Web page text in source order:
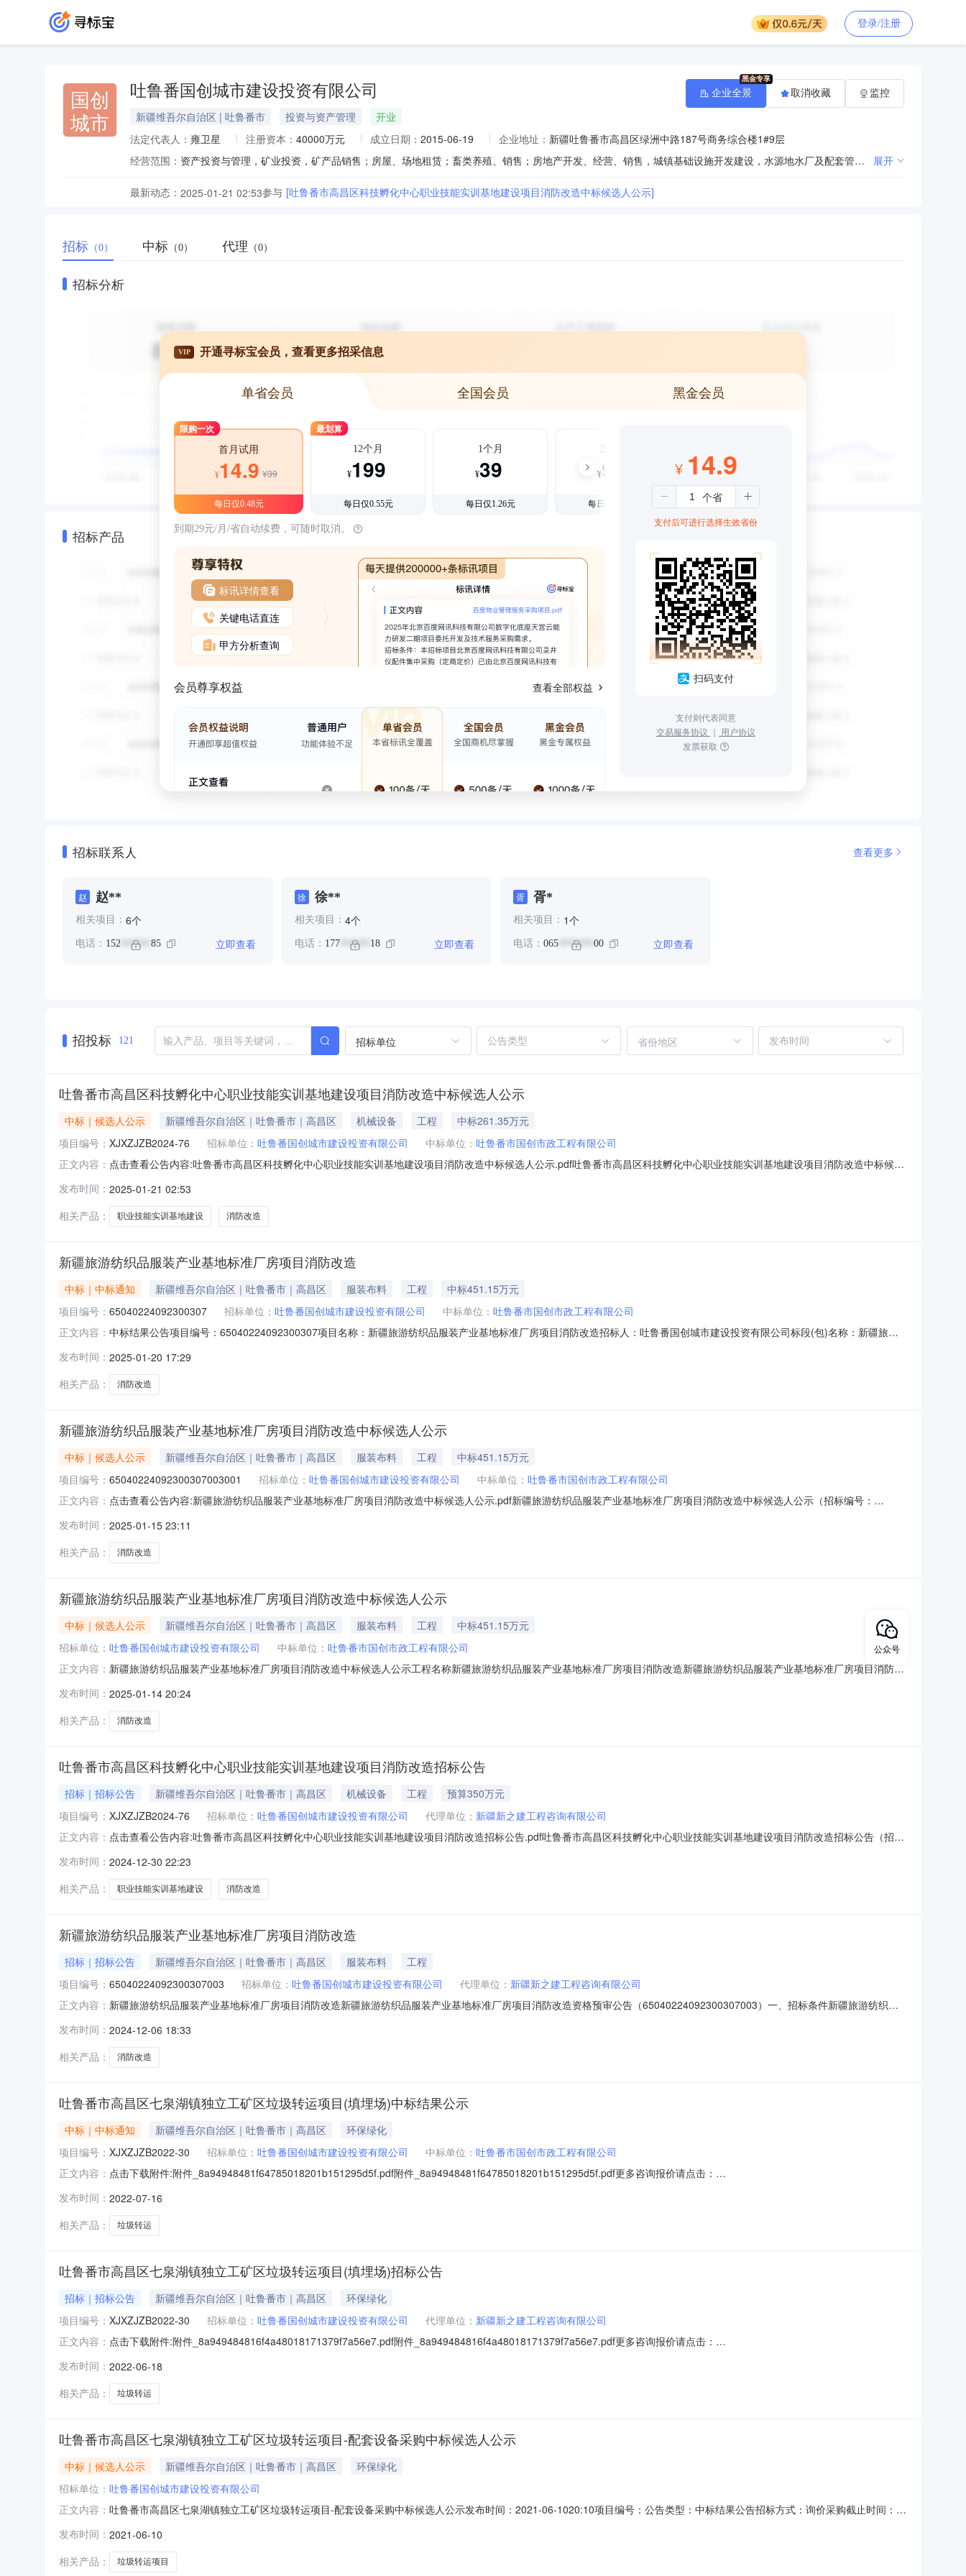
登录/注册
国创
城市
吐鲁番国创城市建设投资有限公司
新疆维吾尔自治区 | 吐鲁番市 投资与资产管理
开业
法定代表人： 雍卫星 注册资本： 40000万元 成立日期： 2015-06-19 企业地址： 新疆吐鲁番市高昌区绿洲中路187号商务综合楼1#9层
经营范围：
资产投资与管理，矿业投资，矿产品销售；房屋、场地租赁；畜类养殖、销售；房地产开发、经营、销售，城镇基础设施开发建设，水源地水厂及配套管网建设，新能源充换电站及充电桩投资建设，地下综合管廊建设，垃圾处理厂建设，引水工程、污水处理厂及配套设施工程。（依法须经批准的项目，经相关部门批准后方可开展经营活动） 展开
最新动态： 2025-01-21 02:53参与 [吐鲁番市高昌区科技孵化中心职业技能实训基地建设项目消防改造中标候选人公示]
企业全景 取消收藏 监控
招标 （0） 中标 （0） 代理 （0）
招标分析
招标产品
VIP 开通寻标宝会员，查看更多招采信息
单省会员 全国会员 黑金会员
限购一次
首月试用
¥14.9 ¥39
每日仅0.48元
最划算
12个月
¥199
每日仅0.55元
1个月
¥39
每日仅1.26元
3个月
¥99
每日仅1.08元
到期29元/月/省自动续费，可随时取消。
标讯详情查看
关键电话直连
甲方分析查询
会员尊享权益 查看全部权益
¥ 14.9
支付后可进行选择生效省份
扫码支付
支付则代表同意
交易服务协议 ｜ 用户协议
发票获取
招标联系人 查看更多
赵 赵**
相关项目： 6个
电话： 152 ****** 85 立即查看
徐 徐**
相关项目： 4个
电话： 177 ****** 18 立即查看
胥 胥*
相关项目： 1个
电话： 065 ******* 00 立即查看
招投标 121 招标单位 省份地区
吐鲁番市高昌区科技孵化中心职业技能实训基地建设项目消防改造中标候选人公示
中标｜候选人公示 新疆维吾尔自治区｜吐鲁番市｜高昌区 机械设备 工程
中标261.35万元
项目编号： XJXZJZB2024-76 招标单位： 吐鲁番国创城市建设投资有限公司 中标单位： 吐鲁番市国创市政工程有限公司
正文内容： 点击查看公告内容:吐鲁番市高昌区科技孵化中心职业技能实训基地建设项目消防改造中标候选人公示.pdf吐鲁番市高昌区科技孵化中心职业技能实训基地建设项目消防改造中标候选
选人基本情况中标候选人第1名：吐鲁番市国创市政工程有限公司，投标报价：261.352518万元，质量：合格，工期/交货期/服务期：60天；中标候选人第2名：新疆昂瑞建设集
发布时间： 2025-01-21 02:53
相关产品：
职业技能实训基地建设 消防改造
新疆旅游纺织品服装产业基地标准厂房项目消防改造
中标｜中标通知 新疆维吾尔自治区｜吐鲁番市｜高昌区 服装布料 工程
中标451.15万元
项目编号： 65040224092300307 招标单位： 吐鲁番国创城市建设投资有限公司 中标单位： 吐鲁番市国创市政工程有限公司
正文内容： 中标结果公告项目编号：65040224092300307项目名称：新疆旅游纺织品服装产业基地标准厂房项目消防改造招标人：吐鲁番国创城市建设投资有限公司标段(包)名称：新疆旅游
积：10203.16平方米标段（包）编号标段（包）名称中标单位项目经理中标价格工期（日历天）65040224092300307003001新疆旅游纺织品服装产业基地标准厂房项目消防改造
吐鲁
发布时间： 2025-01-20 17:29
相关产品：
消防改造
新疆旅游纺织品服装产业基地标准厂房项目消防改造中标候选人公示
中标｜候选人公示 新疆维吾尔自治区｜吐鲁番市｜高昌区 服装布料 工程
中标451.15万元
项目编号： 65040224092300307003001 招标单位： 吐鲁番国创城市建设投资有限公司 中标单位： 吐鲁番市国创市政工程有限公司
正文内容： 点击查看公告内容:新疆旅游纺织品服装产业基地标准厂房项目消防改造中标候选人公示.pdf新疆旅游纺织品服装产业基地标准厂房项目消防改造中标候选人公示（招标编号：
人第1名：吐鲁番市国创市政工程有限公司，投标报价：451.153225万元，质量：合格，工期/交货期/服务期：100天；中标候选人第2名：新疆华挺建筑工程有限公司，投标
发布时间： 2025-01-15 23:11
相关产品：
消防改造
新疆旅游纺织品服装产业基地标准厂房项目消防改造中标候选人公示
中标｜候选人公示 新疆维吾尔自治区｜吐鲁番市｜高昌区 服装布料 工程
中标451.15万元
招标单位： 吐鲁番国创城市建设投资有限公司 中标单位： 吐鲁番市国创市政工程有限公司
正文内容： 新疆旅游纺织品服装产业基地标准厂房项目消防改造中标候选人公示工程名称新疆旅游纺织品服装产业基地标准厂房项目消防改造新疆旅游纺织品服装产业基地标准厂房项目消防改
大写肆佰伍拾壹万壹仟伍佰叁拾贰元贰角伍分投标工期100日历天质量标准合格建造师姓名王成鲲注册级别注册一级建造师·建筑工程注册证书编号注册一级建造师·建筑工程[新
1412014201416493]项
发布时间： 2025-01-14 20:24
相关产品：
消防改造
吐鲁番市高昌区科技孵化中心职业技能实训基地建设项目消防改造招标公告
招标｜招标公告 新疆维吾尔自治区｜吐鲁番市｜高昌区 机械设备 工程
预算350万元
项目编号： XJXZJZB2024-76 招标单位： 吐鲁番国创城市建设投资有限公司 代理单位： 新疆新之建工程咨询有限公司
正文内容： 点击查看公告内容:吐鲁番市高昌区科技孵化中心职业技能实训基地建设项目消防改造招标公告.pdf吐鲁番市高昌区科技孵化中心职业技能实训基地建设项目消防改造招标公告（招标
核准/备案机关批准，项目资金来源为自筹资金350万元，招标人为吐鲁番国创城市建设投资有限公司。本项目已具备招标条件，现招标方式为公开招标。二、项目概况和招标范围规
模：10203.16
发布时间： 2024-12-30 22:23
相关产品：
职业技能实训基地建设 消防改造
新疆旅游纺织品服装产业基地标准厂房项目消防改造
招标｜招标公告 新疆维吾尔自治区｜吐鲁番市｜高昌区 服装布料
工程
项目编号： 65040224092300307003 招标单位： 吐鲁番国创城市建设投资有限公司 代理单位： 新疆新之建工程咨询有限公司
正文内容： 新疆旅游纺织品服装产业基地标准厂房项目消防改造新疆旅游纺织品服装产业基地标准厂房项目消防改造资格预审公告（65040224092300307003）一、招标条件新疆旅游纺织品
来源为企业自筹，本次计划投资额为500万元，招标人为吐鲁番国创城市建设投资有限公司，本项目已具备招标条件，现对新疆旅游纺织品服装产业基地标准厂房项目消
发布时间： 2024-12-06 18:33
相关产品：
消防改造
吐鲁番市高昌区七泉湖镇独立工矿区垃圾转运项目(填埋场)中标结果公示
中标｜中标通知 新疆维吾尔自治区｜吐鲁番市｜高昌区
环保绿化
项目编号： XJXZJZB2022-30 招标单位： 吐鲁番国创城市建设投资有限公司 中标单位： 吐鲁番市国创市政工程有限公司
正文内容： 点击下载附件:附件_8a94948481f64785018201b151295d5f.pdf附件_8a94948481f64785018201b151295d5f.pdf更多咨询报价请点击：
XJXZJZB2022-30）、中标人信息：标段（包）[001]吐鲁番市高昌区七泉湖镇独立工矿区
发布时间： 2022-07-16
相关产品：
垃圾转运
吐鲁番市高昌区七泉湖镇独立工矿区垃圾转运项目(填埋场)招标公告
招标｜招标公告 新疆维吾尔自治区｜吐鲁番市｜高昌区
环保绿化
项目编号： XJXZJZB2022-30 招标单位： 吐鲁番国创城市建设投资有限公司 代理单位： 新疆新之建工程咨询有限公司
正文内容： 点击下载附件:附件_8a949484816f4a48018171379f7a56e7.pdf附件_8a949484816f4a48018171379f7a56e7.pdf更多咨询报价请点击：
XJXZJZB2022-30）项目所在地区：新疆维吾尔自治区，吐鲁番地区，吐鲁番市一、招标条件本吐
发布时间： 2022-06-18
相关产品：
垃圾转运
吐鲁番市高昌区七泉湖镇独立工矿区垃圾转运项目-配套设备采购中标候选人公示
中标｜候选人公示 新疆维吾尔自治区｜吐鲁番市｜高昌区
环保绿化
招标单位： 吐鲁番国创城市建设投资有限公司
正文内容： 吐鲁番市高昌区七泉湖镇独立工矿区垃圾转运项目-配套设备采购中标候选人公示发布时间：2021-06-1020:10项目编号：公告类型：中标结果公告招标方式：询价采购截止时间：招
番市高昌区七泉湖镇独立工矿区垃圾转运项目-配套设备采购建设单位吐鲁番国创城市建设投资有限公司中标工程范围采购清单内所有内容第一名单位名称新疆久鼎路通商贸有限公
司投标报价小写516
发布时间： 2021-06-10
相关产品：
垃圾转运项目
公众号